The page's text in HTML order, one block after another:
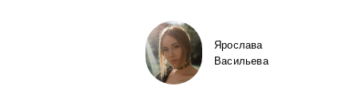
Ярослава
Васильева